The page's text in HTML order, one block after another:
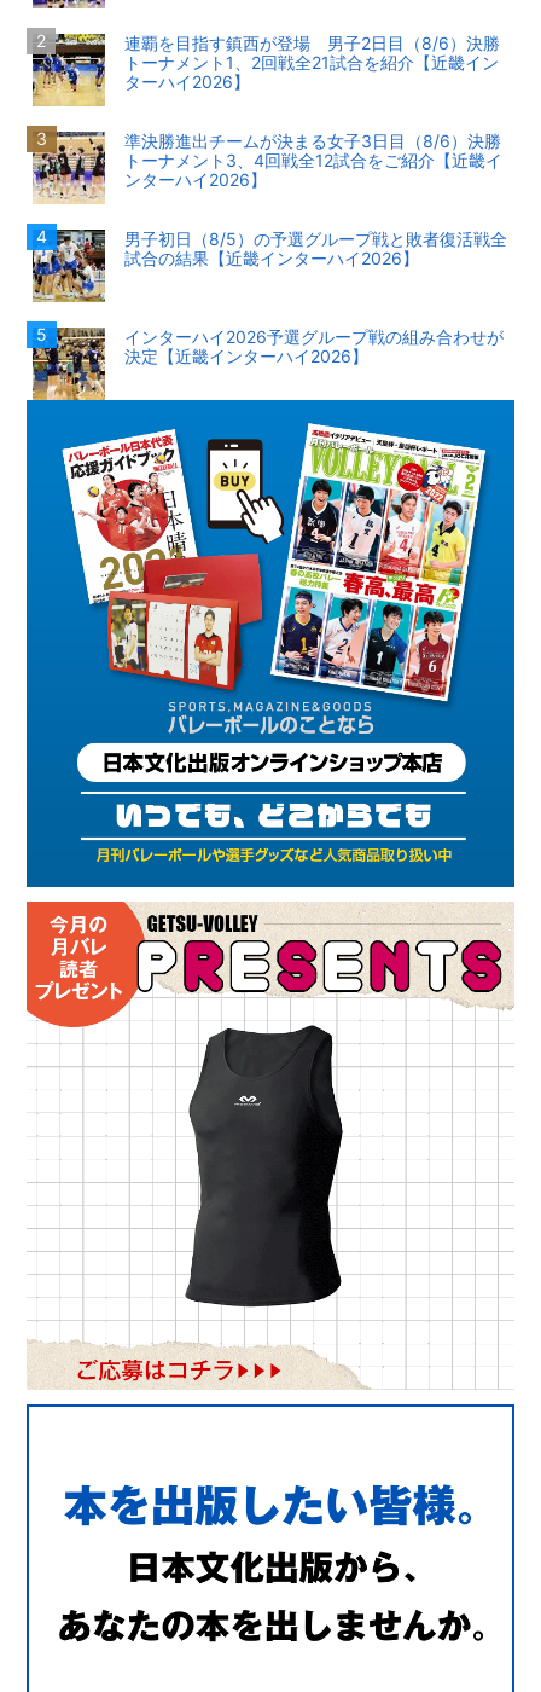
連覇を目指す鎮西が登場 男子2日目（8/6）決勝
トーナメント1、2回戦全21試合を紹介【近畿イン
ターハイ2026】
準決勝進出チームが決まる女子3日目（8/6）決勝
トーナメント3、4回戦全12試合をご紹介【近畿イ
ンターハイ2026】
男子初日（8/5）の予選グループ戦と敗者復活戦全
試合の結果【近畿インターハイ2026】
インターハイ2026予選グループ戦の組み合わせが
決定【近畿インターハイ2026】